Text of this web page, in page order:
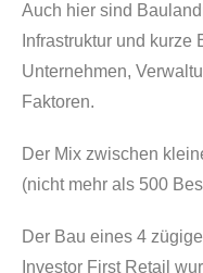
Auch hier sind
Infrastruktur und
Unternehmen,
Faktoren.
Der Mix zwischen
(nicht mehr als 500
Der Bau eines 4
Investor First Retail